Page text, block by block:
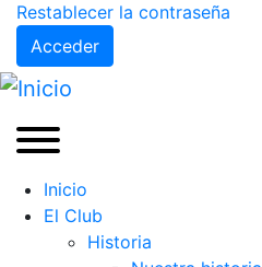
Restablecer la contraseña
Acceder
Inicio
El Club
Historia